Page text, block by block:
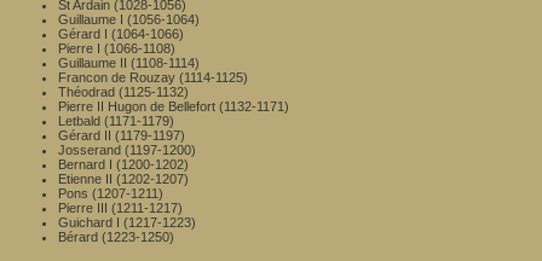
St Ardain (1028-1056)
Guillaume I (1056-1064)
Gérard I (1064-1066)
Pierre I (1066-1108)
Guillaume II (1108-1114)
Francon de Rouzay (1114-1125)
Théodrad (1125-1132)
Pierre II Hugon de Bellefort (1132-1171)
Letbald (1171-1179)
Gérard II (1179-1197)
Josserand (1197-1200)
Bernard I (1200-1202)
Etienne II (1202-1207)
Pons (1207-1211)
Pierre III (1211-1217)
Guichard I (1217-1223)
Bérard (1223-1250)